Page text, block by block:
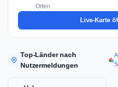
Orten
Live-Karte
Top-Länder nach
Nutzermeldungen